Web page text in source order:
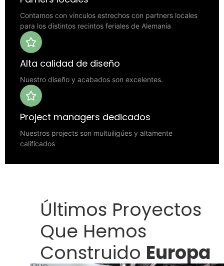
Contamos con vinculos estrechos con partners locales
para los distintos recintos feriales de Alemania
Alta calidad de diseño
Nuestro diseño y acabados son excelentes.
Project managers dedicados
Nuestros projects son multuiligúes y altamente
calificados
Últimos Proyectos
Que Hemos
Construido Europa